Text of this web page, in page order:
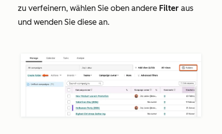
zu verfeinern, wählen Sie oben andere Filter aus
und wenden Sie diese an.